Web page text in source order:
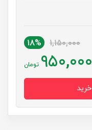
1,150,000
18%
950,000 تومان